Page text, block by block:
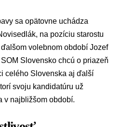
sa opätovne uchádza
, na pozíciu starostu
volebnom období Jozef
Slovensko chcú o priazeň
celého Slovenska aj ďalší
svoju kandidatúru už
v najbližšom období.